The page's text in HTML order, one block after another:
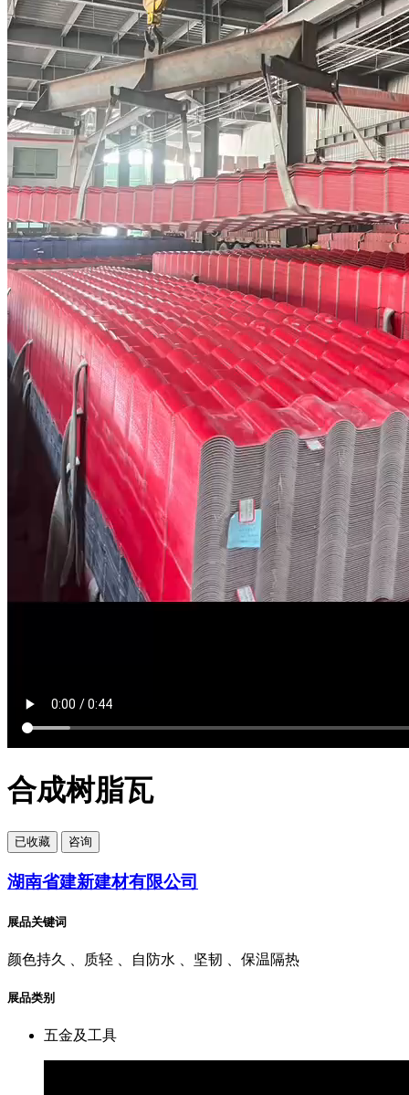
合成树脂瓦
已收藏 咨询
湖南省建新建材有限公司
展品关键词
颜色持久 、质轻 、自防水 、坚韧 、保温隔热
展品类别
五金及工具